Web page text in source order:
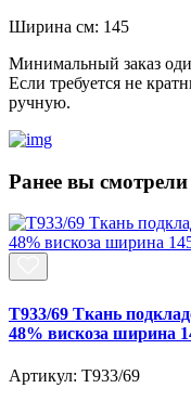
Ширина см: 145
Минимальный заказ
Если требуется не
ручную.
Ранее вы смотрели
T933/69 Ткань
48% вискоза ширина
Артикул: T933/69